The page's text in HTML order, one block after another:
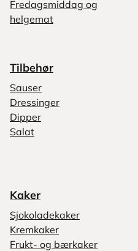
Fredagsmiddag og
helgemat
Tilbehør
Sauser
Dressinger
Dipper
Salat
Kaker
Sjokoladekaker
Kremkaker
Frukt- og bærkaker